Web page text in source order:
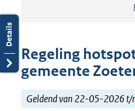
Regeling
gemeente
Geldend van 22-05-2026 t/